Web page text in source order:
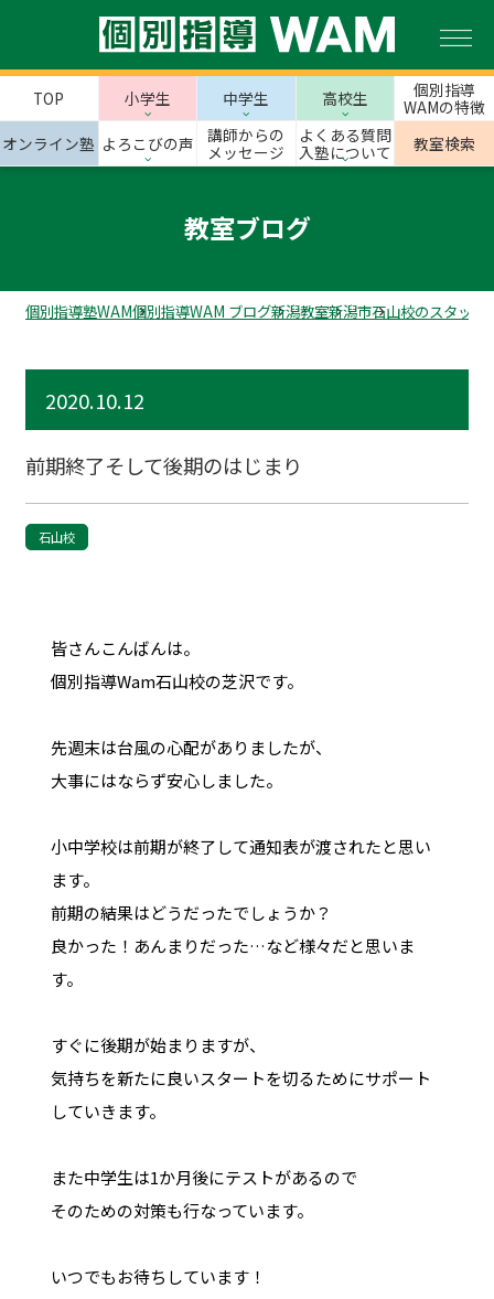
TOP 小学生 中学生 高校生
個別指導
WAMの特徴
オンライン塾 よろこびの声
講師からの
メッセージ
よくある質問
入塾について
教室検索
教室ブログ
個別指導塾WAM個別指導WAM ブログ新潟教室新潟市石山校のスタッフ
2020.10.12
前期終了そして後期のはじまり
石山校
皆さんこんばんは。
個別指導Wam石山校の芝沢です。
先週末は台風の心配がありましたが、
大事にはならず安心しました。
小中学校は前期が終了して通知表が渡されたと思い
ます。
前期の結果はどうだったでしょうか？
良かった！あんまりだった…など様々だと思いま
す。
すぐに後期が始まりますが、
気持ちを新たに良いスタートを切るためにサポート
していきます。
また中学生は1か月後にテストがあるので
そのための対策も行なっています。
いつでもお待ちしています！